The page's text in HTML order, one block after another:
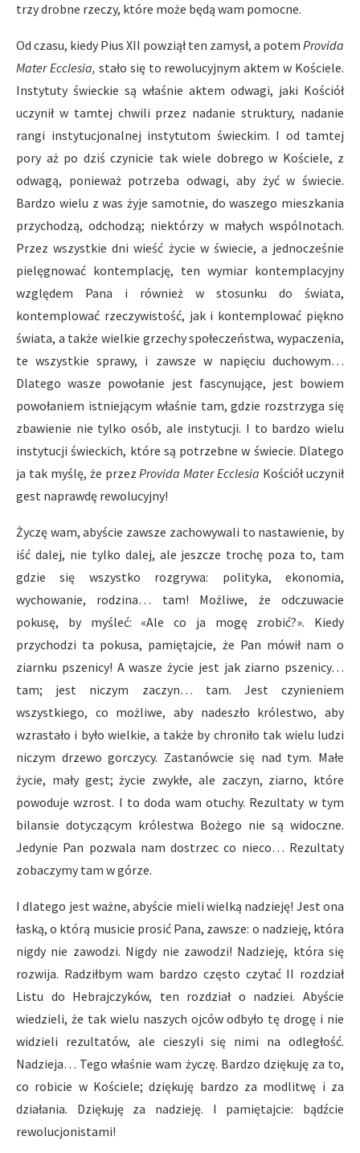
trzy drobne rzeczy, które może będą wam pomocne.
Od czasu, kiedy Pius XII powziął ten zamysł, a potem Provida
Mater Ecclesia, stało się to rewolucyjnym aktem w Kościele.
Instytuty świeckie są właśnie aktem odwagi, jaki Kościół
uczynił w tamtej chwili przez nadanie struktury, nadanie
rangi instytucjonalnej instytutom świeckim. I od tamtej
pory aż po dziś czynicie tak wiele dobrego w Kościele, z
odwagą, ponieważ potrzeba odwagi, aby żyć w świecie.
Bardzo wielu z was żyje samotnie, do waszego mieszkania
przychodzą, odchodzą; niektórzy w małych wspólnotach.
Przez wszystkie dni wieść życie w świecie, a jednocześnie
pielęgnować kontemplację, ten wymiar kontemplacyjny
względem Pana i również w stosunku do świata,
kontemplować rzeczywistość, jak i kontemplować piękno
świata, a także wielkie grzechy społeczeństwa, wypaczenia,
te wszystkie sprawy, i zawsze w napięciu duchowym…
Dlatego wasze powołanie jest fascynujące, jest bowiem
powołaniem istniejącym właśnie tam, gdzie rozstrzyga się
zbawienie nie tylko osób, ale instytucji. I to bardzo wielu
instytucji świeckich, które są potrzebne w świecie. Dlatego
ja tak myślę, że przezProvida Mater Ecclesia Kościół uczynił
gest naprawdę rewolucyjny!
Życzę wam, abyście zawsze zachowywali to nastawienie, by
iść dalej, nie tylko dalej, ale jeszcze trochę poza to, tam
gdzie się wszystko rozgrywa: polityka, ekonomia,
wychowanie, rodzina… tam! Możliwe, że odczuwacie
pokusę, by myśleć: «Ale co ja mogę zrobić?». Kiedy
przychodzi ta pokusa, pamiętajcie, że Pan mówił nam o
ziarnku pszenicy! A wasze życie jest jak ziarno pszenicy…
tam; jest niczym zaczyn… tam. Jest czynieniem
wszystkiego, co możliwe, aby nadeszło królestwo, aby
wzrastało i było wielkie, a także by chroniło tak wielu ludzi
niczym drzewo gorczycy. Zastanówcie się nad tym. Małe
życie, mały gest; życie zwykłe, ale zaczyn, ziarno, które
powoduje wzrost. I to doda wam otuchy. Rezultaty w tym
bilansie dotyczącym królestwa Bożego nie są widoczne.
Jedynie Pan pozwala nam dostrzec co nieco… Rezultaty
zobaczymy tam w górze.
I dlatego jest ważne, abyście mieli wielką nadzieję! Jest ona
łaską, o którą musicie prosić Pana, zawsze: o nadzieję, która
nigdy nie zawodzi. Nigdy nie zawodzi! Nadzieję, która się
rozwija. Radziłbym wam bardzo często czytać II rozdział
Listu do Hebrajczyków, ten rozdział o nadziei. Abyście
wiedzieli, że tak wielu naszych ojców odbyło tę drogę i nie
widzieli rezultatów, ale cieszyli się nimi na odległość.
Nadzieja… Tego właśnie wam życzę. Bardzo dziękuję za to,
co robicie w Kościele; dziękuję bardzo za modlitwę i za
działania. Dziękuję za nadzieję. I pamiętajcie: bądźcie
rewolucjonistami!